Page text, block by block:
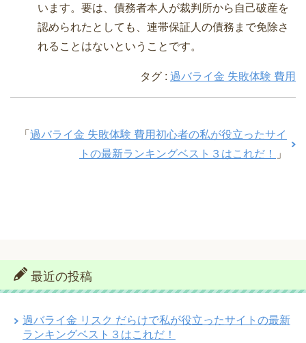
います。要は、債務者本人が裁判所から自己破産を
認められたとしても、連帯保証人の債務まで免除さ
れることはないということです。
タグ : 過バライ金 失敗体験 費用
「 過バライ金 失敗体験 費用初心者の私が役立ったサイ
トの最新ランキングベスト３はこれだ！
」
最近の投稿
過バライ金 リスク だらけで私が役立ったサイトの最新
ランキングベスト３はこれだ！